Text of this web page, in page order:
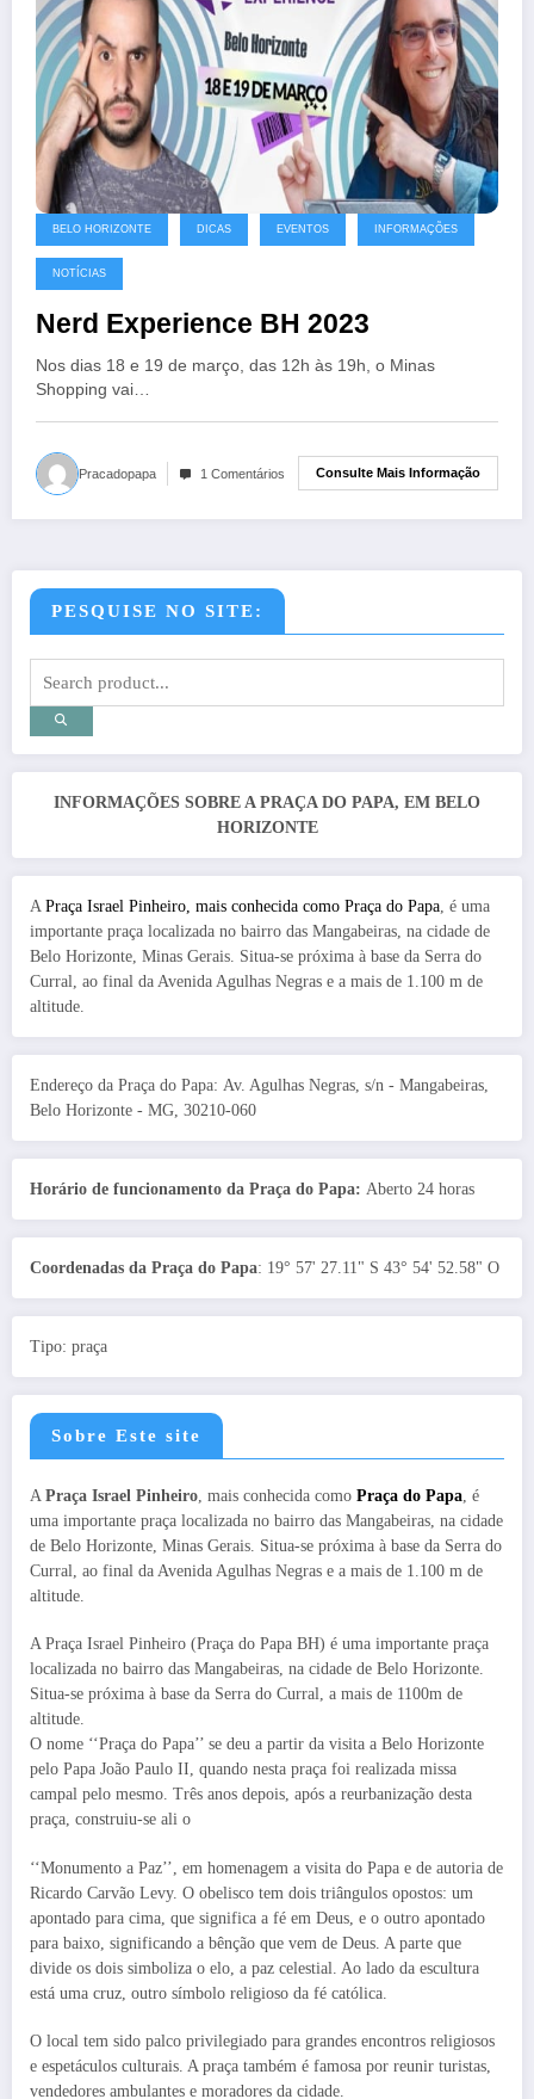
BELO HORIZONTE DICAS EVENTOS INFORMAÇÕES
NOTÍCIAS
Nerd Experience BH 2023
Nos dias 18 e 19 de março, das 12h às 19h, o Minas
Shopping vai…
Pracadopapa 1 Comentários Consulte Mais Informação
PESQUISE NO SITE:
INFORMAÇÕES SOBRE A PRAÇA DO PAPA, EM BELO
HORIZONTE
A Praça Israel Pinheiro, mais conhecida como Praça do Papa, é uma
importante praça localizada no bairro das Mangabeiras, na cidade de
Belo Horizonte, Minas Gerais. Situa-se próxima à base da Serra do
Curral, ao final da Avenida Agulhas Negras e a mais de 1.100 m de
altitude.
Endereço da Praça do Papa: Av. Agulhas Negras, s/n - Mangabeiras,
Belo Horizonte - MG, 30210-060
Horário de funcionamento da Praça do Papa: Aberto 24 horas
Coordenadas da Praça do Papa: 19° 57' 27.11" S 43° 54' 52.58" O
Tipo: praça
Sobre Este site
A Praça Israel Pinheiro, mais conhecida como Praça do Papa, é
uma importante praça localizada no bairro das Mangabeiras, na cidade
de Belo Horizonte, Minas Gerais. Situa-se próxima à base da Serra do
Curral, ao final da Avenida Agulhas Negras e a mais de 1.100 m de
altitude.
A Praça Israel Pinheiro (Praça do Papa BH) é uma importante praça
localizada no bairro das Mangabeiras, na cidade de Belo Horizonte.
Situa-se próxima à base da Serra do Curral, a mais de 1100m de
altitude.
O nome ‘‘Praça do Papa’’ se deu a partir da visita a Belo Horizonte
pelo Papa João Paulo II, quando nesta praça foi realizada missa
campal pelo mesmo. Três anos depois, após a reurbanização desta
praça, construiu-se ali o
‘‘Monumento a Paz’’, em homenagem a visita do Papa e de autoria de
Ricardo Carvão Levy. O obelisco tem dois triângulos opostos: um
apontado para cima, que significa a fé em Deus, e o outro apontado
para baixo, significando a bênção que vem de Deus. A parte que
divide os dois simboliza o elo, a paz celestial. Ao lado da escultura
está uma cruz, outro símbolo religioso da fé católica.
O local tem sido palco privilegiado para grandes encontros religiosos
e espetáculos culturais. A praça também é famosa por reunir turistas,
vendedores ambulantes e moradores da cidade.